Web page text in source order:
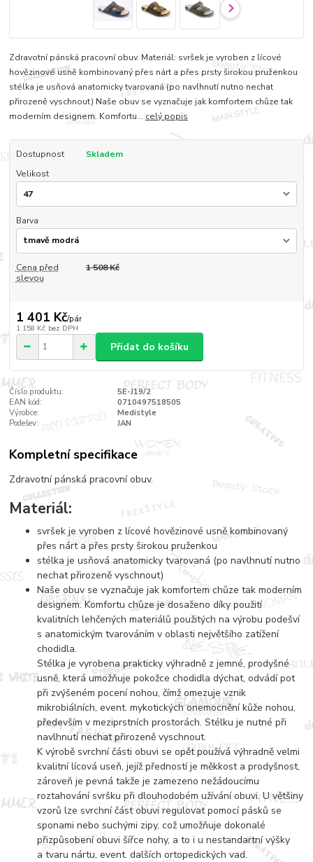
Zdravotní pánská pracovní obuv. Materiál: svršek je vyroben z lícové
hovězinové usně kombinovaný přes nárt a přes prsty širokou pruženkou
stélka je usňová anatomicky tvarovaná (po navlhnutí nutno nechat
přirozeně vyschnout) Naše obuv se vyznačuje jak komfortem chůze tak
moderním designem. Komfortu... celý popis
Dostupnost
Skladem
Velikost
Barva
Cena před
slevou
1 508 Kč
1 401 Kč/pár
1 158 Kč bez DPH
Přidat do košíku
Číslo produktu:
5E-J19/2
EAN kód:
0710497518505
Výrobce:
Medistyle
Podešev:
JAN
Kompletní specifikace
Zdravotní pánská pracovní obuv.
Materiál:
svršek je vyroben z lícové hovězinové usně kombinovaný
přes nárt a přes prsty širokou pruženkou
stélka je usňová anatomicky tvarovaná (po navlhnutí nutno
nechat přirozeně vyschnout)
Naše obuv se vyznačuje jak komfortem chůze tak moderním
designem. Komfortu chůze je dosaženo díky použití
kvalitních lehčených materiálů použitých na výrobu podešví
s anatomickým tvarováním v oblasti největšího zatížení
chodidla.
Stélka je vyrobena prakticky výhradně z jemné, prodyšné
usně, která umožňuje pokožce chodidla dýchat, odvádí pot
při zvýšeném pocení nohou, čímž omezuje vznik
mikrobiálních, event. mykotických onemocnění kůže nohou,
především v meziprstních prostorách. Stélku je nutné při
navlhnutí nechat přirozeně vyschnout.
K výrobě svrchní části obuvi se opět používá výhradně velmi
kvalitní lícová useň, jejíž předností je měkkost a prodyšnost,
zároveň je pevná takže je zamezeno nežádoucímu
roztahování svršku při dlouhodobém užívání obuvi. U většiny
vzorů lze svrchní část obuvi regulovat pomocí pásků se
sponami nebo suchými zipy, což umožňuje dokonalé
přizpůsobení obuvi šířce nohy, a to i u nestandartní výšky
a tvaru nártu, event. dalších ortopedických vad.